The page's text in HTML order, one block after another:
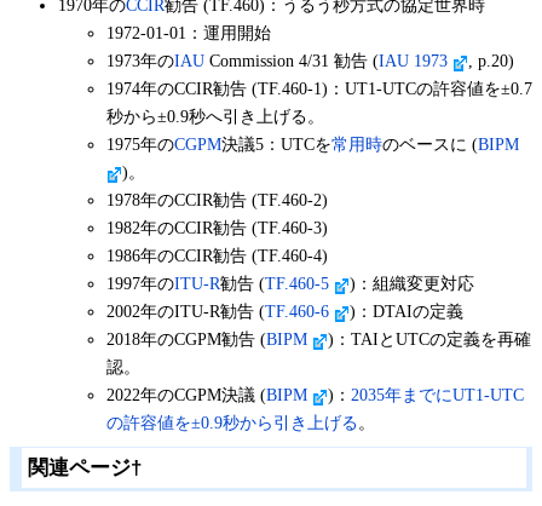
1970年のCCIR勧告 (TF.460)：うるう秒方式の協定世界時
1972-01-01：運用開始
1973年のIAU Commission 4/31 勧告 (IAU 1973
, p.20)
1974年のCCIR勧告 (TF.460-1)：UT1-UTCの許容値を±0.7
秒から±0.9秒へ引き上げる。
1975年のCGPM決議5：UTCを常用時のベースに (BIPM
)。
1978年のCCIR勧告 (TF.460-2)
1982年のCCIR勧告 (TF.460-3)
1986年のCCIR勧告 (TF.460-4)
1997年のITU-R勧告 (TF.460-5
)：組織変更対応
2002年のITU-R勧告 (TF.460-6
)：DTAIの定義
2018年のCGPM勧告 (BIPM
)：TAIとUTCの定義を再確
認。
2022年のCGPM決議 (BIPM )： 2035年までにUT1-UTC
の許容値を±0.9秒から引き上げる。
関連ページ†